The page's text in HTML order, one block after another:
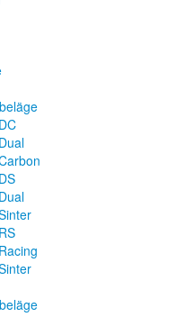
DC
Dual
DS
Dual
RS
Racing